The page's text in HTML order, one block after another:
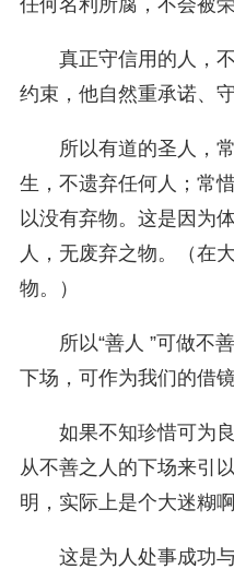
任何名利所腐，不会被
真正守信用的人，
约束，他自然重承诺、守
所以有道的圣人，
生，不遗弃任何人；常
以没有弃物。这是因为
人，无废弃之物。（在
物。）
所以“善人 ”可做不
下场，可作为我们的借
如果不知珍惜可为
从不善之人的下场来引
明，实际上是个大迷糊啊
这是为人处事成功